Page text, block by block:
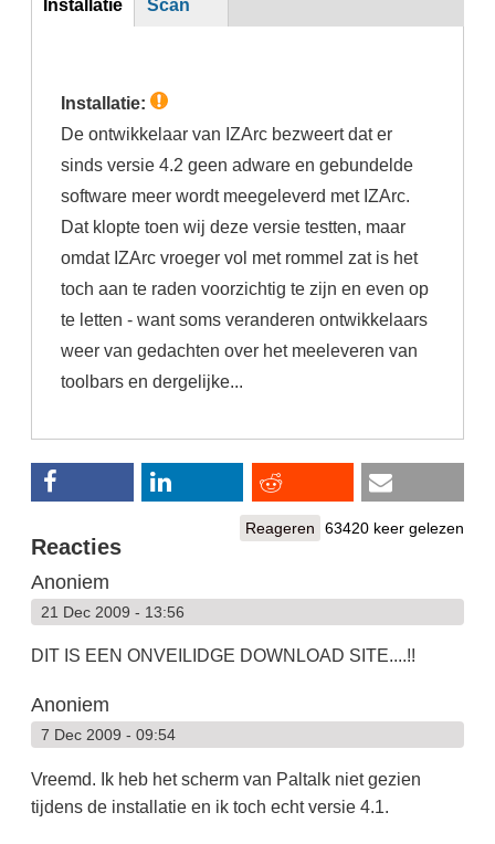
Installatie
Scan
Installatie:
De ontwikkelaar van IZArc bezweert dat er
sinds versie 4.2 geen adware en gebundelde
software meer wordt meegeleverd met IZArc.
Dat klopte toen wij deze versie testten, maar
omdat IZArc vroeger vol met rommel zat is het
toch aan te raden voorzichtig te zijn en even op
te letten - want soms veranderen ontwikkelaars
weer van gedachten over het meeleveren van
toolbars en dergelijke...
Reageren 63420 keer gelezen
Reacties
Anoniem
21 Dec 2009 - 13:56
DIT IS EEN ONVEILIDGE DOWNLOAD SITE....!!
Anoniem
7 Dec 2009 - 09:54
Vreemd. Ik heb het scherm van Paltalk niet gezien
tijdens de installatie en ik toch echt versie 4.1.